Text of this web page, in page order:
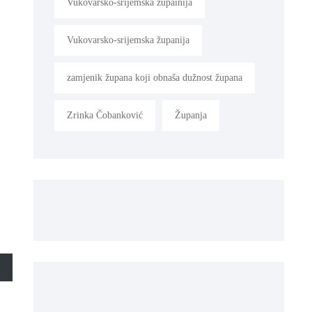
Vukovarsko-srijemska župainija
Vukovarsko-srijemska županija
zamjenik župana koji obnaša dužnost župana
Zrinka Čobanković Županja